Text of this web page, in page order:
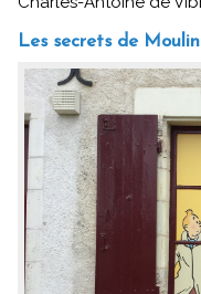
Les secrets de